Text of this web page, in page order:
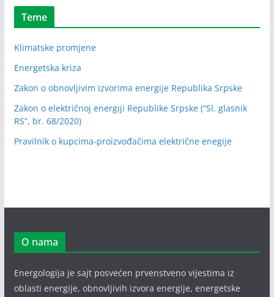
Teme
Klimatske promjene
Energetska kriza
Zakon o obnovljivim izvorima energije Republika Srpske
Zakon o električnoj energiji Republike Srpske (“Sl. glasnik
RS”, br. 68/2020)
Pravilnik o kupcima-proizvođačima električne enegije
O nama
Energologija je sajt posvećen prvenstveno vijestima iz
oblasti energije, obnovljivih izvora energije, energetske